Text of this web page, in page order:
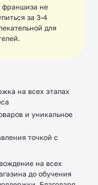
франшиза не
за 3-4
для
на всех этапах
и уникальное
точкой с
на всех
до обучения